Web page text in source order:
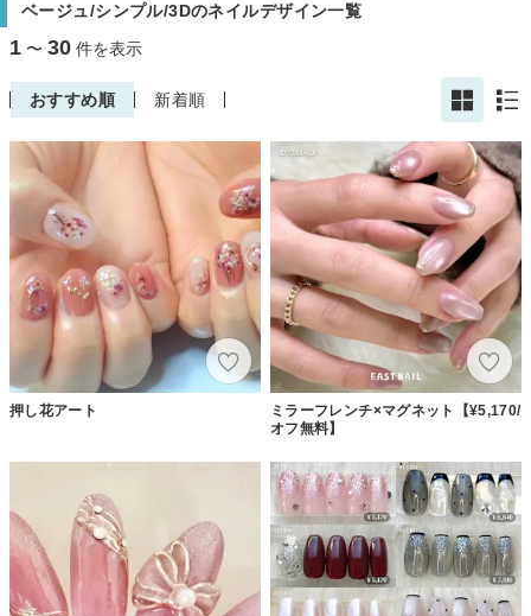
ベージュ/シンプル/3Dのネイルデザイン一覧
1 〜 30 件を表示
おすすめ順 新着順
押し花アート
ミラーフレンチ×マグネット【¥5,170/
オフ無料】